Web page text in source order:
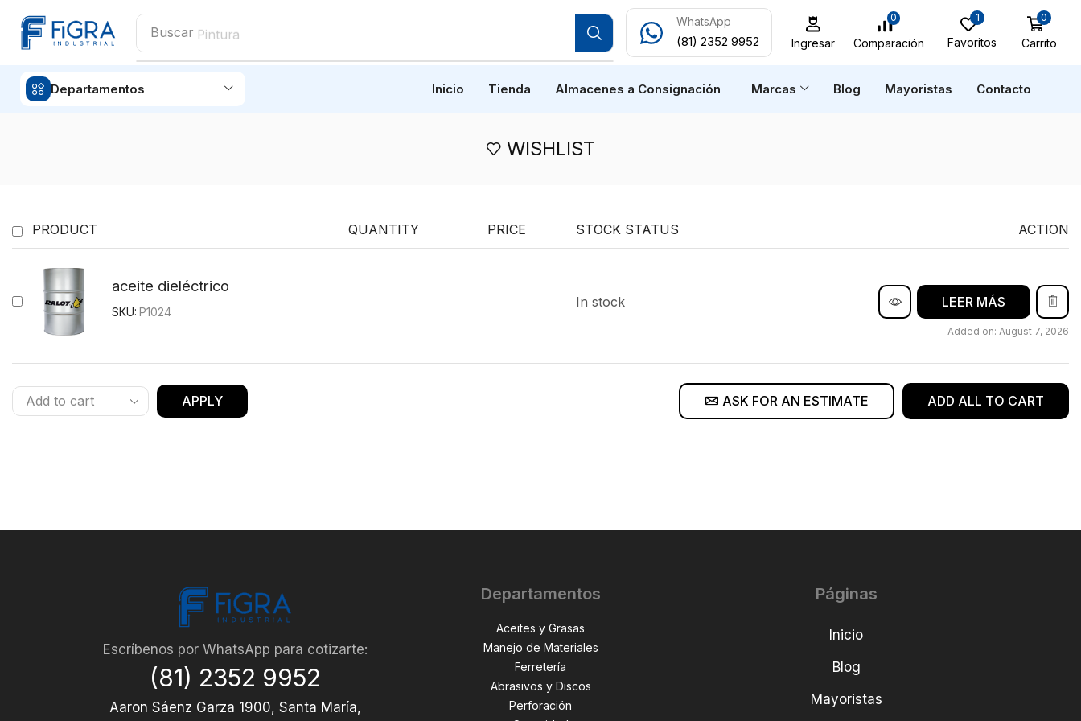
Buscar Pintura
WhatsApp
(81) 2352 9952 Ingresar
0
Comparación
1
Favoritos
0
Carrito
Departamentos Inicio Tienda Almacenes a Consignación Marcas Blog Mayoristas Contacto
WISHLIST
PRODUCT QUANTITY PRICE STOCK STATUS ACTION
aceite dieléctrico
SKU: P1024
In stock LEER MÁS
Added on: August 7, 2026
APPLY ASK FOR AN ESTIMATE ADD ALL TO CART
Escríbenos por WhatsApp para cotizarte:
(81) 2352 9952
Aaron Sáenz Garza 1900, Santa María,
Departamentos
Aceites y Grasas
Manejo de Materiales
Ferretería
Abrasivos y Discos
Perforación
Páginas
Inicio
Blog
Mayoristas